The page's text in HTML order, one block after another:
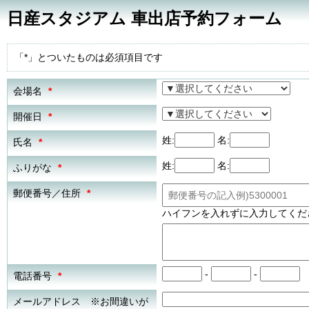
日産スタジアム 車出店予約フォーム
「*」とついたものは必須項目です
会場名 *
開催日 *
氏名 * 姓: 名:
ふりがな * 姓: 名:
郵便番号／住所 *
ハイフンを入れずに入力してくだ
電話番号 * - -
メールアドレス ※お間違いが